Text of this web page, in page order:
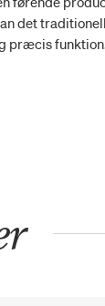
det
præcis
i robust